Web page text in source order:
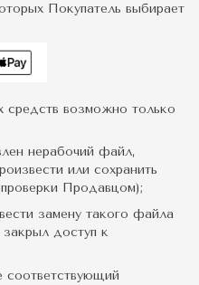
Покупатель выбирает
средств возможно только
нерабочий файл,
или сохранить
Продавцом);
замену такого файла
доступ к